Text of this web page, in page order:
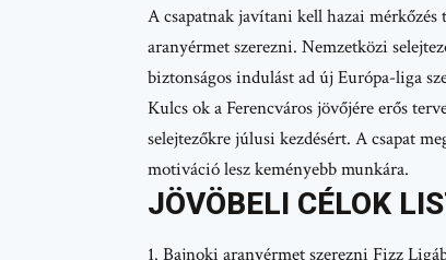
A csapatnak javítani kell hazai
aranyérmet szerezni. Nemzetközi
biztonságos indulást ad új Európa-liga
Kulcs ok a Ferencváros jövőjére erős
selejtezőkre júlusi kezdésért. A csapat
motiváció lesz keményebb munkára.
JÖVÖBELI CÉLOK
Bajnoki aranyérmet szerezni Fizz